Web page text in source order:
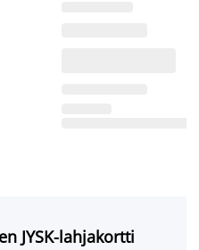
JYSK-lahjakortti